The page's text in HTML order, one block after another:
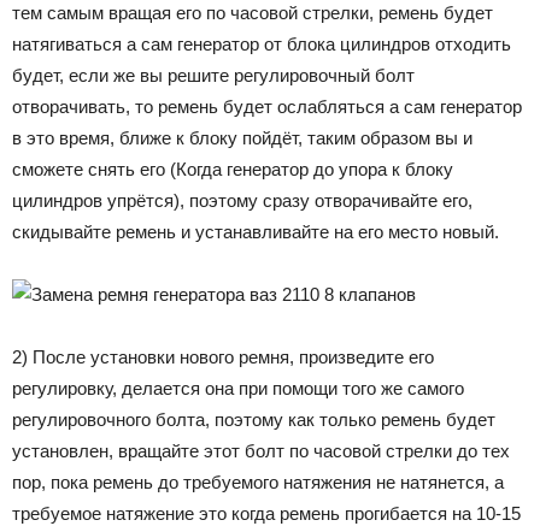
тем самым вращая его по часовой стрелки, ремень будет
натягиваться а сам генератор от блока цилиндров отходить
будет, если же вы решите регулировочный болт
отворачивать, то ремень будет ослабляться а сам генератор
в это время, ближе к блоку пойдёт, таким образом вы и
сможете снять его (Когда генератор до упора к блоку
цилиндров упрётся), поэтому сразу отворачивайте его,
скидывайте ремень и устанавливайте на его место новый.
2) После установки нового ремня, произведите его
регулировку, делается она при помощи того же самого
регулировочного болта, поэтому как только ремень будет
установлен, вращайте этот болт по часовой стрелки до тех
пор, пока ремень до требуемого натяжения не натянется, а
требуемое натяжение это когда ремень прогибается на 10-15